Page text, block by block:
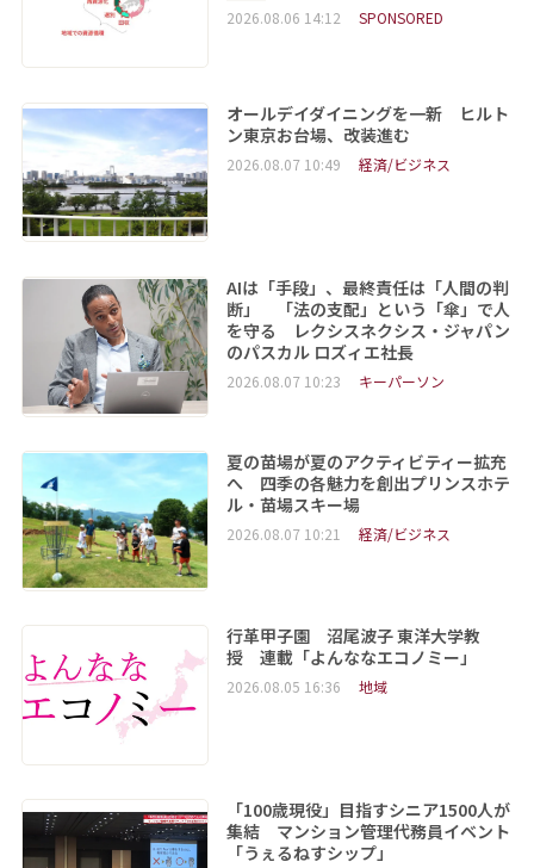
2026.08.06 14:12 SPONSORED
オールデイダイニングを一新 ヒルト
ン東京お台場、改装進む
2026.08.07 10:49 経済/ビジネス
AIは「手段」、最終責任は「人間の判
断」 「法の支配」という「傘」で人
を守る レクシスネクシス・ジャパン
のパスカル ロズィエ社長
2026.08.07 10:23 キーパーソン
夏の苗場が夏のアクティビティー拡充
へ 四季の各魅力を創出プリンスホテ
ル・苗場スキー場
2026.08.07 10:21 経済/ビジネス
行革甲子園 沼尾波子 東洋大学教
授 連載「よんななエコノミー」
2026.08.05 16:36 地域
「100歳現役」目指すシニア1500人が
集結 マンション管理代務員イベント
「うぇるねすシップ」